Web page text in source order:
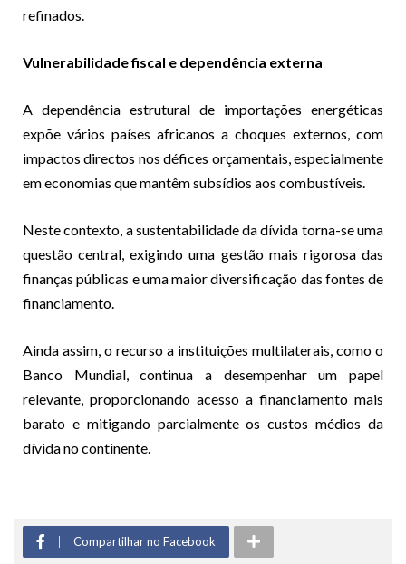
refinados.
Vulnerabilidade fiscal e dependência externa
A dependência estrutural de importações energéticas
expõe vários países africanos a choques externos, com
impactos directos nos défices orçamentais, especialmente
em economias que mantêm subsídios aos combustíveis.
Neste contexto, a sustentabilidade da dívida torna-se uma
questão central, exigindo uma gestão mais rigorosa das
finanças públicas e uma maior diversificação das fontes de
financiamento.
Ainda assim, o recurso a instituições multilaterais, como o
Banco Mundial, continua a desempenhar um papel
relevante, proporcionando acesso a financiamento mais
barato e mitigando parcialmente os custos médios da
dívida no continente.
Compartilhar no Facebook